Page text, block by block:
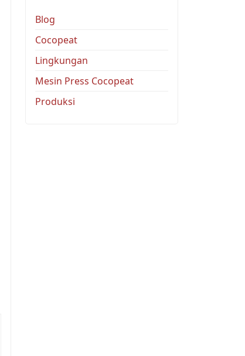
Blog
Cocopeat
Lingkungan
Mesin Press Cocopeat
Produksi